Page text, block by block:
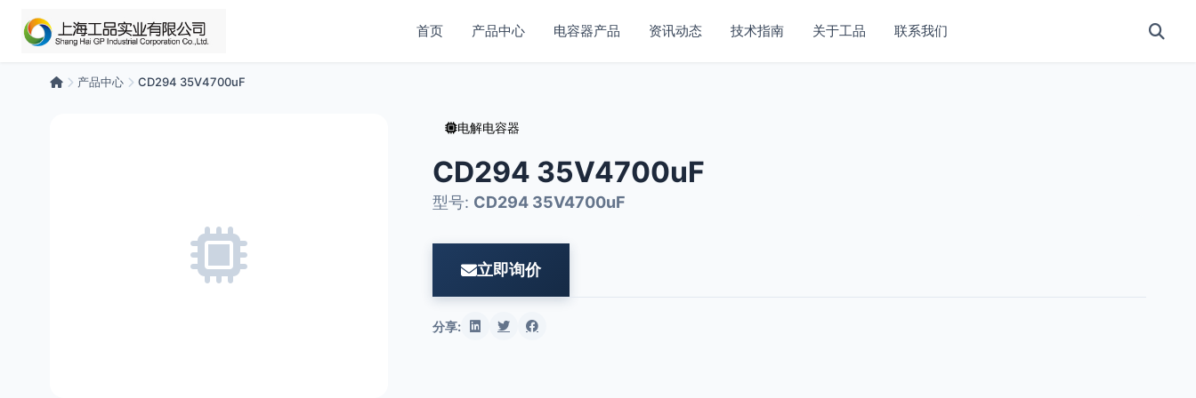
首页 产品中心 电容器产品 资讯动态 技术指南 关于工品 联系我们
产品中心 CD294 35V4700uF
电解电容器
CD294 35V4700uF
型号: CD294 35V4700uF
立即询价
分享: